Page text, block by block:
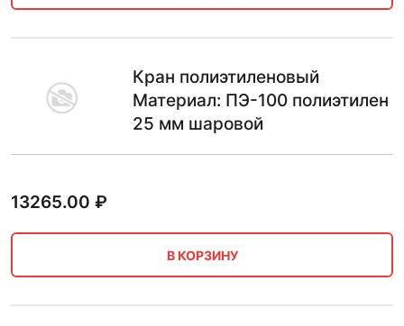
Кран полиэтиленовый
Материал: ПЭ-100 полиэтилен
25 мм шаровой
13265.00 ₽
В КОРЗИНУ